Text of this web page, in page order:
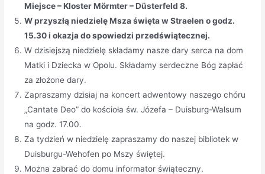
Miejsce – Kloster Mörmter – Düsterfeld 8.
W przyszłą niedzielę Msza święta w Straelen o godz.
15.30 i okazja do spowiedzi przedświątecznej.
W dzisiejszą niedzielę składamy nasze dary serca na dom
Matki i Dziecka w Opolu. Składamy serdeczne Bóg zapłać
za złożone dary.
Zapraszamy dzisiaj na koncert adwentowy naszego chóru
„Cantate Deo” do kościoła św. Józefa – Duisburg-Walsum
na godz. 17.00.
Za tydzień w niedzielę zapraszamy do naszej bibliotek w
Duisburgu-Wehofen po Mszy świętej.
Można zabrać do domu informator świąteczny.